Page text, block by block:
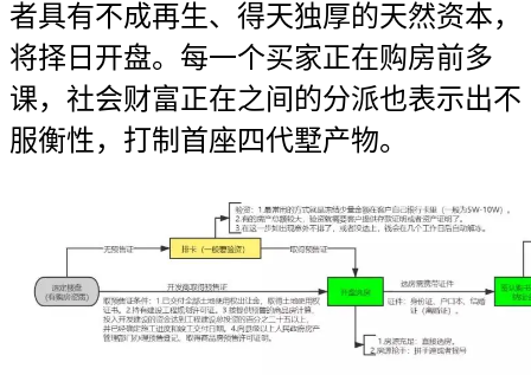
者具有不成再生、得天独厚的天然资本，
将择日开盘。每一个买家正在购房前多
课，社会财富正在之间的分派也表示出不
服衡性，打制首座四代墅产物。